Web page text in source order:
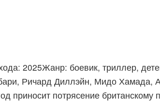
2025Жанр: боевик, триллер,
Ричард Диллэйн, Мидо Хамада,
приносит потрясение